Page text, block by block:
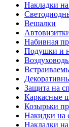
Накладки
Вешалки
Набивная
Подушки и
Защита на
Каркасные
Козырьки
Накидки на
Накладки